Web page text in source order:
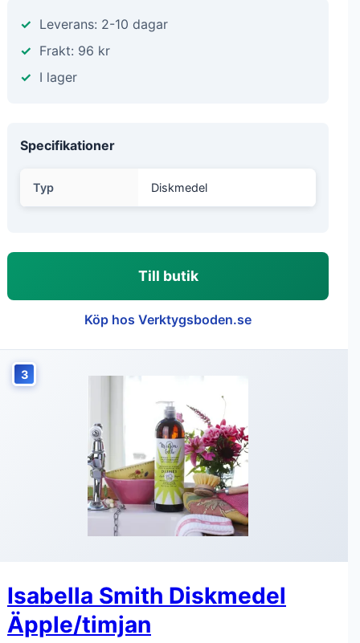
Leverans: 2-10 dagar
Frakt: 96 kr
I lager
Specifikationer
Typ Diskmedel
Till butik
Köp hos Verktygsboden.se
3
Isabella Smith Diskmedel
Äpple/timjan